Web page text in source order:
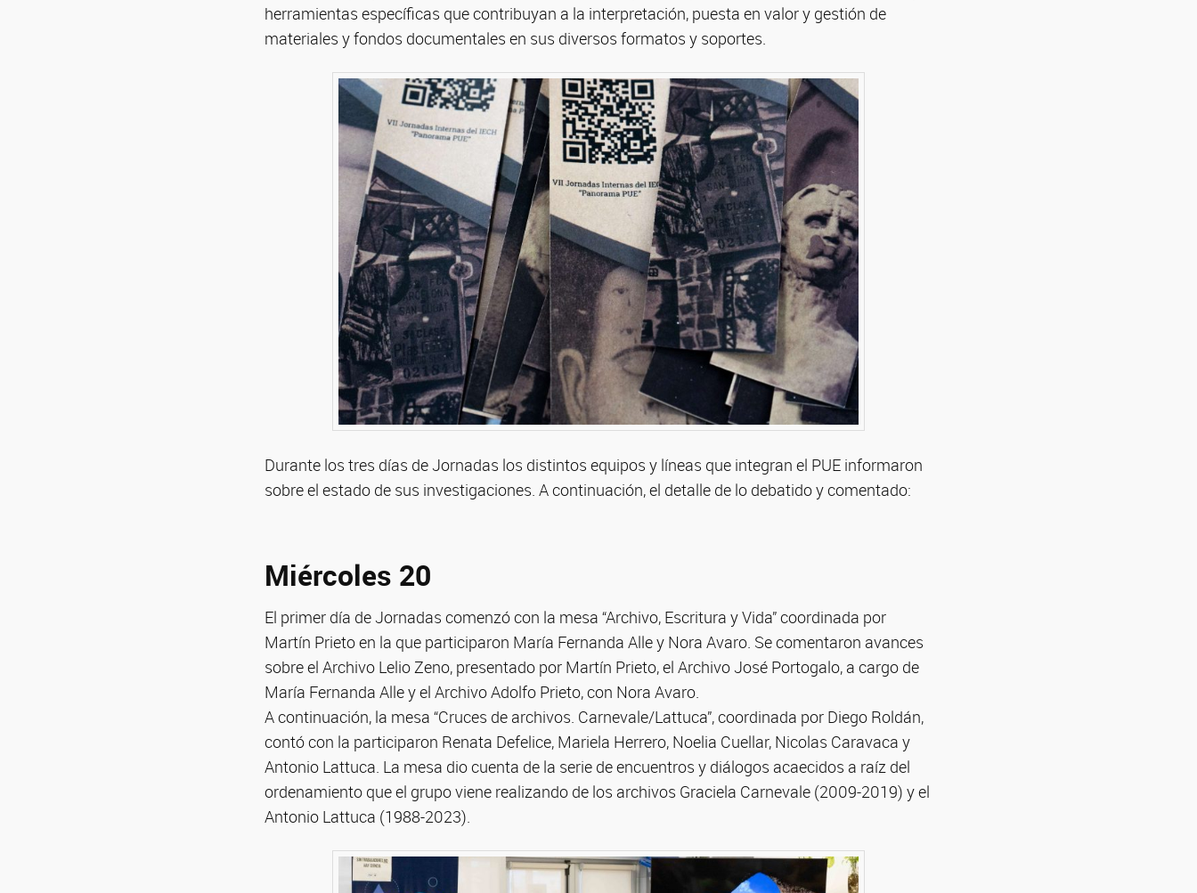
herramientas específicas que contribuyan a la interpretación, puesta en valor y gestión de
materiales y fondos documentales en sus diversos formatos y soportes.
Durante los tres días de Jornadas los distintos equipos y líneas que integran el PUE informaron
sobre el estado de sus investigaciones. A continuación, el detalle de lo debatido y comentado:
Miércoles 20
El primer día de Jornadas comenzó con la mesa “Archivo, Escritura y Vida” coordinada por
Martín Prieto en la que participaron María Fernanda Alle y Nora Avaro. Se comentaron avances
sobre el Archivo Lelio Zeno, presentado por Martín Prieto, el Archivo José Portogalo, a cargo de
María Fernanda Alle y el Archivo Adolfo Prieto, con Nora Avaro.
A continuación, la mesa “Cruces de archivos. Carnevale/Lattuca”, coordinada por Diego Roldán,
contó con la participaron Renata Defelice, Mariela Herrero, Noelia Cuellar, Nicolas Caravaca y
Antonio Lattuca. La mesa dio cuenta de la serie de encuentros y diálogos acaecidos a raíz del
ordenamiento que el grupo viene realizando de los archivos Graciela Carnevale (2009-2019) y el
Antonio Lattuca (1988-2023).